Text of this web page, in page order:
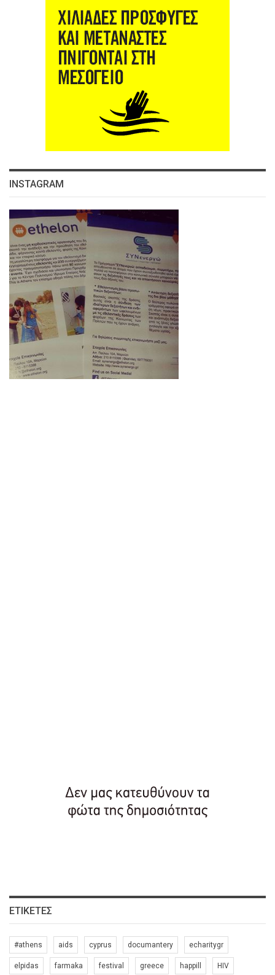
INSTAGRAM
ΕΤΙΚΈΤΕΣ
#athens aids cyprus documantery echaritygr
elpidas farmaka festival greece happill HIV